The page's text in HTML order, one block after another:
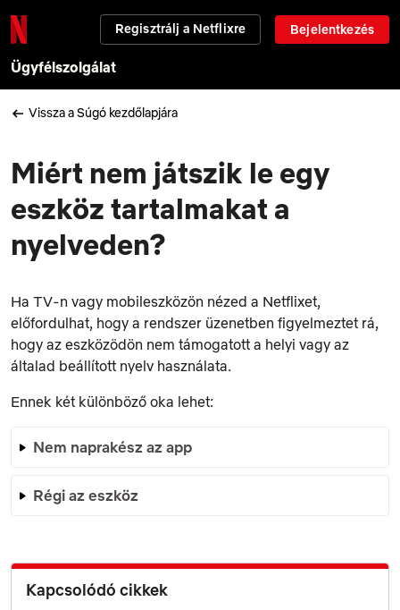
Regisztrálj a Netflixre Bejelentkezés
Ügyfélszolgálat
Vissza a Súgó kezdőlapjára
Miért nem játszik le egy
eszköz tartalmakat a
nyelveden?
Ha TV-n vagy mobileszközön nézed a Netflixet,
előfordulhat, hogy a rendszer üzenetben figyelmeztet rá,
hogy az eszközödön nem támogatott a helyi vagy az
általad beállított nyelv használata.
Ennek két különböző oka lehet:
Nem naprakész az app
Régi az eszköz
Kapcsolódó cikkek